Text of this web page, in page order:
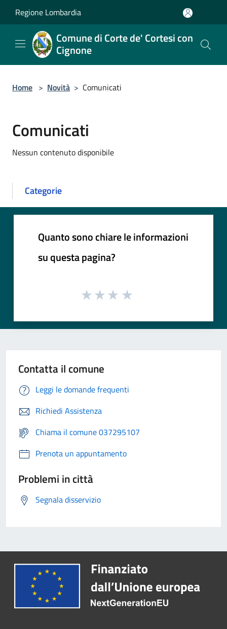
Regione Lombardia
Comune di Corte de' Cortesi con
Cignone
Home > Novità > Comunicati
Comunicati
Nessun contenuto disponibile
Categorie
Quanto sono chiare le informazioni
su questa pagina?
Contatta il comune
Leggi le domande frequenti
Richiedi Assistenza
Chiama il comune 037295107
Prenota un appuntamento
Problemi in città
Segnala disservizio